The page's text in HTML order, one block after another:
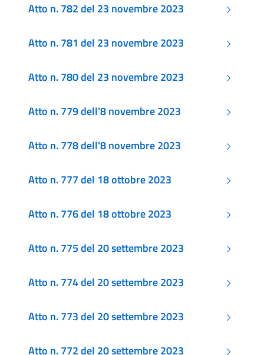
Atto n. 782 del 23 novembre 2023
Atto n. 781 del 23 novembre 2023
Atto n. 780 del 23 novembre 2023
Atto n. 779 dell'8 novembre 2023
Atto n. 778 dell'8 novembre 2023
Atto n. 777 del 18 ottobre 2023
Atto n. 776 del 18 ottobre 2023
Atto n. 775 del 20 settembre 2023
Atto n. 774 del 20 settembre 2023
Atto n. 773 del 20 settembre 2023
Atto n. 772 del 20 settembre 2023